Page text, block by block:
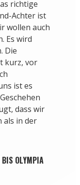
richtige
Achter ist
wollen auch
Es wird
Die
kurz, vor
ist es
dass wir
als in der
BIS OLYMPIA